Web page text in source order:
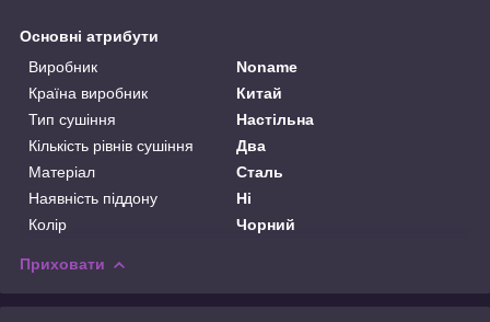
Основні атрибути
Виробник
Noname
Країна виробник
Китай
Тип сушіння
Настільна
Кількість рівнів сушіння
Два
Матеріал
Сталь
Наявність піддону
Ні
Колір
Чорний
Приховати